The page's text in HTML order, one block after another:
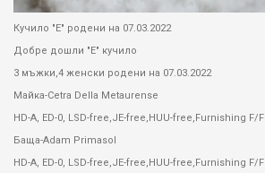
Кучило "Е" родени на 07.03.2022
Добре дошли "Е" кучило
3 мъжки,4 женски родени на 07.03.2022
Майка-Cetra Della Metaurense
HD-A, ED-0, LSD-free,JE-free,HUU-free,Furnishing F/F
Баща-Adam Primasol
HD-A, ED-0, LSD-free,JE-free,HUU-free,Furnishing F/F